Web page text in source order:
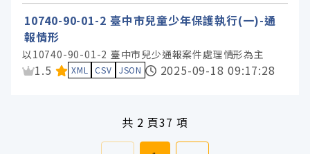
10740-90-01-2 臺中市兒童少年保護執行(一)-通
報情形
以10740-90-01-2 臺中市兒少通報案件處理情形為主
資料集評分：
1.5 XML CSV JSON 2025-09-18 09:17:28
共 2 頁37 項